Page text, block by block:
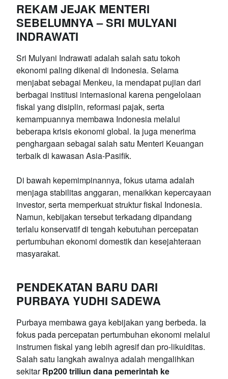
REKAM JEJAK MENTERI
SEBELUMNYA – SRI MULYANI
INDRAWATI
Sri Mulyani Indrawati adalah salah satu tokoh
ekonomi paling dikenal di Indonesia. Selama
menjabat sebagai Menkeu, ia mendapat pujian dari
berbagai institusi internasional karena pengelolaan
fiskal yang disiplin, reformasi pajak, serta
kemampuannya membawa Indonesia melalui
beberapa krisis ekonomi global. Ia juga menerima
penghargaan sebagai salah satu Menteri Keuangan
terbaik di kawasan Asia-Pasifik.
Di bawah kepemimpinannya, fokus utama adalah
menjaga stabilitas anggaran, menaikkan kepercayaan
investor, serta memperkuat struktur fiskal Indonesia.
Namun, kebijakan tersebut terkadang dipandang
terlalu konservatif di tengah kebutuhan percepatan
pertumbuhan ekonomi domestik dan kesejahteraan
masyarakat.
PENDEKATAN BARU DARI
PURBAYA YUDHI SADEWA
Purbaya membawa gaya kebijakan yang berbeda. Ia
fokus pada percepatan pertumbuhan ekonomi melalui
instrumen fiskal yang lebih agresif dan pro-likuiditas.
Salah satu langkah awalnya adalah mengalihkan
sekitarRp200 triliun dana pemerintah ke